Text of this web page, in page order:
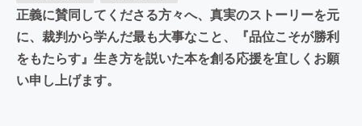
正義に賛同してくださる方々へ、真実のストーリーを元
に、裁判から学んだ最も大事なこと、『品位こそが勝利
をもたらす』生き方を説いた本を創る応援を宜しくお願
い申し上げます。